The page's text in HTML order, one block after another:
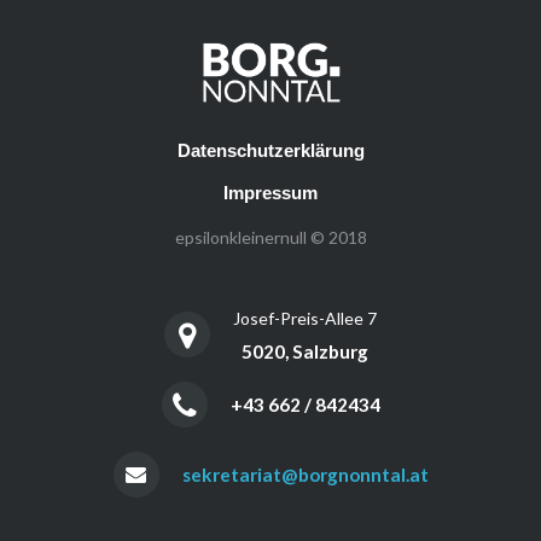
Datenschutzerklärung
Impressum
epsilonkleinernull © 2018
Josef-Preis-Allee 7
5020, Salzburg
+43 662 / 842434
sekretariat@borgnonntal.at